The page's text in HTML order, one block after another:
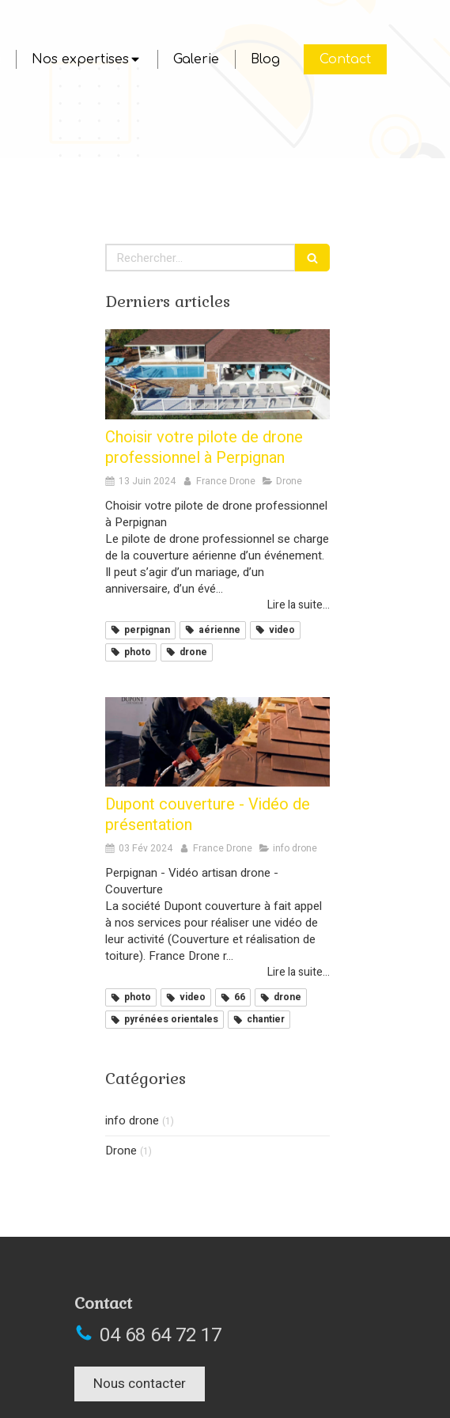
Nos expertises Galerie Blog Contact
Rechercher
Derniers articles
Choisir votre pilote de drone
professionnel à Perpignan
13 Juin 2024 France Drone Drone
Choisir votre pilote de drone professionnel
à Perpignan
Le pilote de drone professionnel se charge
de la couverture aérienne d’un événement.
Il peut s’agir d’un mariage, d’un
anniversaire, d’un évé...
Lire la suite...
perpignan aérienne
video
photo
drone
Dupont couverture - Vidéo de
présentation
03 Fév 2024 France Drone info drone
Perpignan - Vidéo artisan drone -
Couverture
La société Dupont couverture à fait appel
à nos services pour réaliser une vidéo de
leur activité (Couverture et réalisation de
toiture). France Drone r...
Lire la suite...
photo video 66
drone
pyrénées orientales
chantier
Catégories
info drone (1)
Drone (1)
Contact
04 68 64 72 17
Nous contacter